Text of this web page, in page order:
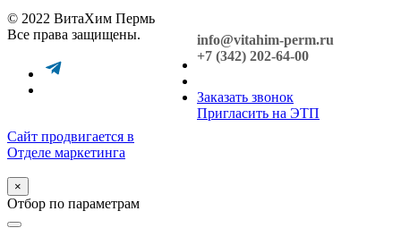
© 2022 ВитаХим Пермь
Все права защищены.
info@vitahim-perm.ru
+7 (342) 202-64-00
Заказать звонок
Пригласить на ЭТП
Сайт продвигается в
Отделе маркетинга
×
Отбор по параметрам